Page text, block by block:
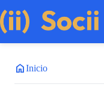
homeInicio